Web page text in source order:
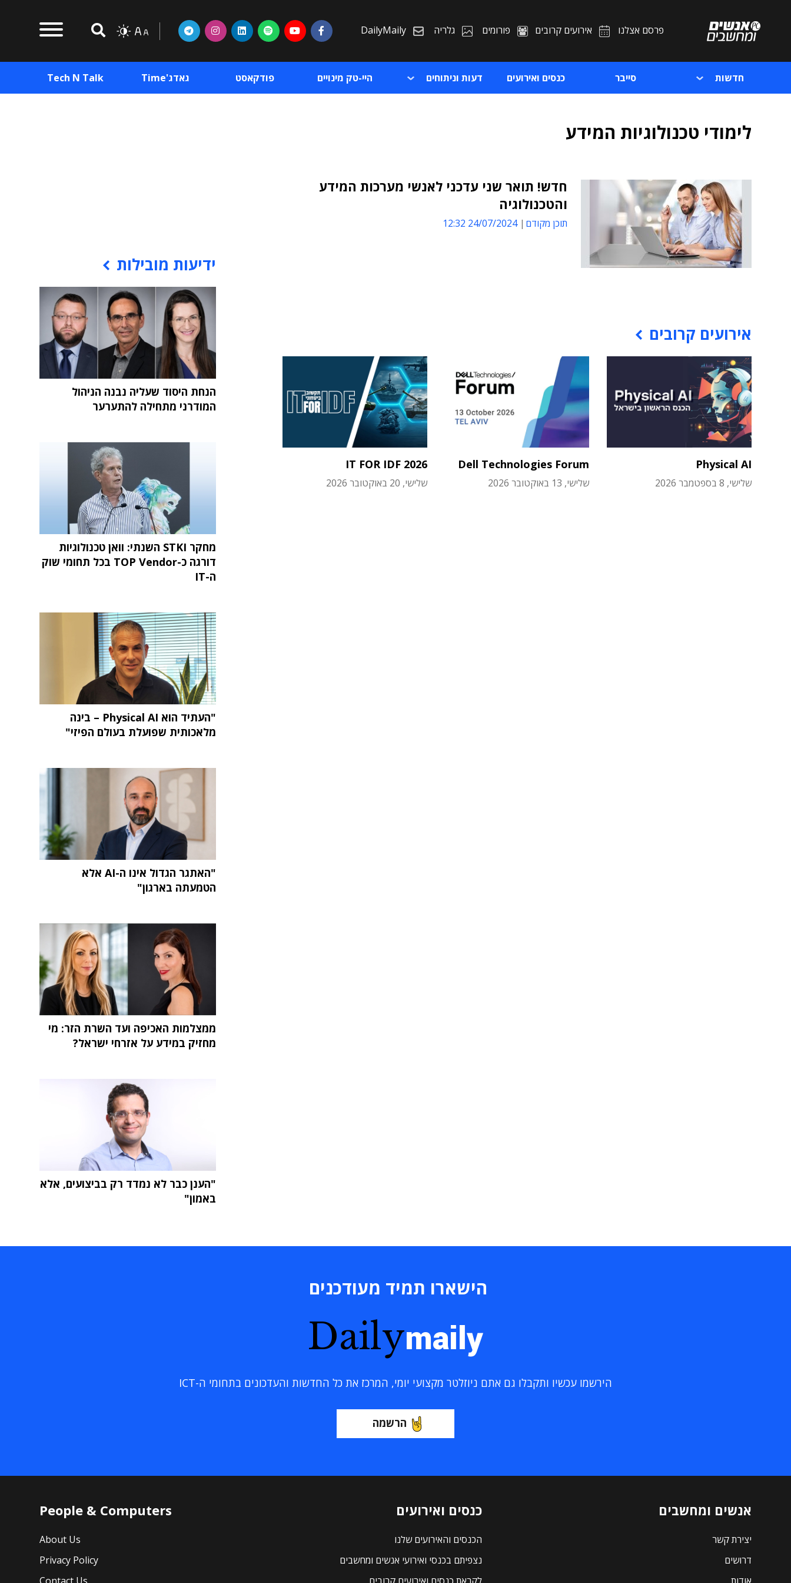
פרסם אצלנו אירועים קרובים פורומים גלריה DailyMaily
חדשות סייבר כנסים ואירועים דעות וניתוחים היי-טק מינויים פודקאסט גאדג'Time Tech N Talk
לימודי טכנולוגיות המידע
חדש! תואר שני עדכני לאנשי מערכות המידע
והטכנולוגיה
תוכן מקודם 24/07/2024 12:32
אירועים קרובים
Physical AI
שלישי, 8 בספטמבר 2026
Dell Technologies Forum
שלישי, 13 באוקטובר 2026
IT FOR IDF 2026
שלישי, 20 באוקטובר 2026
ידיעות מובילות
הנחת היסוד שעליה נבנה הניהול
המודרני מתחילה להתערער
מחקר STKI השנתי: וואן טכנולוגיות
דורגה כ-TOP Vendor בכל תחומי שוק
ה-IT
"העתיד הוא Physical AI – בינה
מלאכותית שפועלת בעולם הפיזי"
"האתגר הגדול אינו ה-AI אלא
הטמעתה בארגון"
ממצלמות האכיפה ועד השרת הזר: מי
מחזיק במידע על אזרחי ישראל?
"הענן כבר לא נמדד רק בביצועים, אלא
באמון"
הישארו תמיד מעודכנים
Dailymaily
הירשמו עכשיו ותקבלו גם אתם ניוזלטר מקצועי יומי, המרכז את כל החדשות והעדכונים בתחומי ה-ICT
הרשמה
אנשים ומחשבים
יצירת קשר
דרושים
כנסים ואירועים
הכנסים והאירועים שלנו
נצפיתם בכנסי ואירועי אנשים ומחשבים
People & Computers
About Us
Privacy Policy